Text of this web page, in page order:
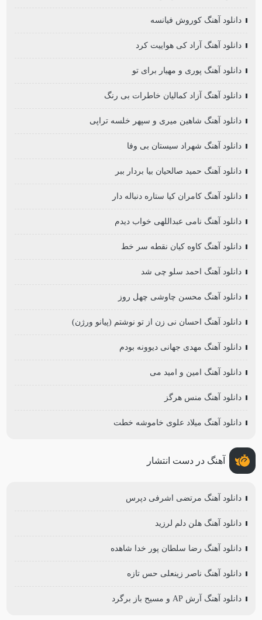
دانلود آهنگ کوروش فیانسه
دانلود آهنگ آراد کی هواییت کرد
دانلود آهنگ پوری و مهیار برای تو
دانلود آهنگ آزاد کمالیان خاطرات بی رنگ
دانلود آهنگ شاهین میری و سپهر خلسه تراپی
دانلود آهنگ شهراد سیستان بی وفا
دانلود آهنگ حمید صالحیان بیا بردار ببر
دانلود آهنگ کامران کیا ستاره دنباله دار
دانلود آهنگ نامی عبداللهی خواب دیدم
دانلود آهنگ کاوه کیان نقطه سر خط
دانلود آهنگ احمد سلو چی شد
دانلود آهنگ محسن چاوشی چهل روز
دانلود آهنگ احسان نی زن از تو نوشتم (پیانو ورژن)
دانلود آهنگ مهدی جهانی دیوونه بودم
دانلود آهنگ امین و امید می
دانلود آهنگ منس هرگز
دانلود آهنگ میلاد علوی خاموشه خطت
آهنگ در دست انتشار
دانلود آهنگ مرتضی اشرفی دپرس
دانلود آهنگ هلن دلم لرزید
دانلود آهنگ رضا سلطان پور خدا شاهده
دانلود آهنگ ناصر زینعلی حس تازه
دانلود آهنگ آرش AP و مسیح باز برگرد